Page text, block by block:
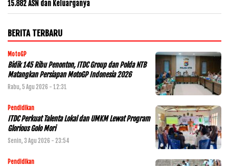
15.882 ASN dan Keluarganya
BERITA TERBARU
MotoGP
Bidik 145 Ribu Penonton, ITDC Group dan Polda NTB
Matangkan Persiapan MotoGP Indonesia 2026
Rabu, 5 Agu 2026 - 12:31
Pendidikan
ITDC Perkuat Talenta Lokal dan UMKM Lewat Program
Glorious Golo Mori
Senin, 3 Agu 2026 - 23:54
Pendidikan